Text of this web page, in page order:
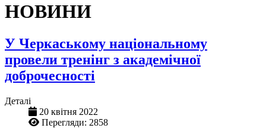
НОВИНИ
У Черкаському національному
провели тренінг з академічної
доброчесності
Деталі
20 квітня 2022
Перегляди: 2858